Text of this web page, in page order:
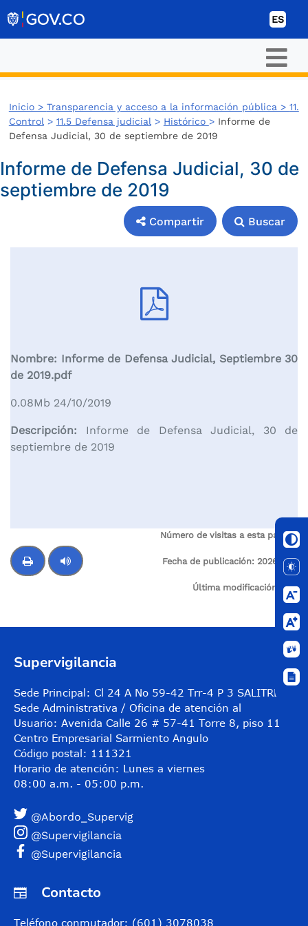
ES
Inicio > Transparencia y acceso a la información pública > 11.
Control > 11.5 Defensa judicial > Histórico >Informe de
Defensa Judicial, 30 de septiembre de 2019
Informe de Defensa Judicial, 30 de
septiembre de 2019
Compartir Buscar
Nombre: Informe de Defensa Judicial, Septiembre 30
de 2019.pdf
0.08Mb 24/10/2019
Descripción: Informe de Defensa Judicial, 30 de
septiembre de 2019
Número de visitas a esta página:
5
Fecha de publicación: 2026-02-
25
Última modificación: N/A
Supervigilancia
Sede Principal: Cl 24 A No 59-42 Trr-4 P 3 SALITRE
Sede Administrativa / Oficina de atención al
Usuario: Avenida Calle 26 # 57-41 Torre 8, piso 11
Centro Empresarial Sarmiento Angulo
Código postal: 111321
Horario de atención: Lunes a viernes
08:00 a.m. - 05:00 p.m.
@Abordo_Supervig
@Supervigilancia
@Supervigilancia
Contacto
Teléfono conmutador: (601) 3078038